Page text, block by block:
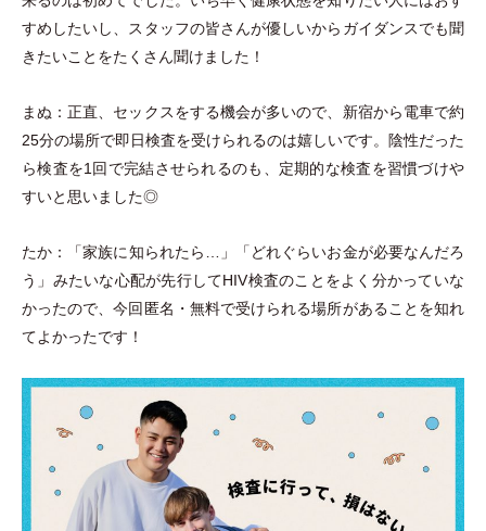
すめしたいし、スタッフの皆さんが優しいからガイダンスでも聞
きたいことをたくさん聞けました！
まぬ：正直、セックスをする機会が多いので、新宿から電車で約
25分の場所で即日検査を受けられるのは嬉しいです。陰性だった
ら検査を1回で完結させられるのも、定期的な検査を習慣づけや
すいと思いました◎
たか： 「家族に知られたら… 」 「 どれぐらいお金が必要なんだろ
う 」 みたいな心配が先行してHIV検査のことをよく分かっていな
かったので、今回匿名 ・ 無料で受けられる場所があることを知れ
てよかったです！